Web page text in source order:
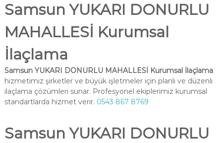
Samsun YUKARI DONURLU
MAHALLESİ Kurumsal
İlaçlama
Samsun YUKARI DONURLU MAHALLESİ Kurumsal İlaçlama
hizmetimiz şirketler ve büyük işletmeler için planlı ve düzenli
ilaçlama çözümleri sunar. Profesyonel ekiplerimiz kurumsal
standartlarda hizmet verir. 0543 867 8769
Samsun YUKARI DONURLU